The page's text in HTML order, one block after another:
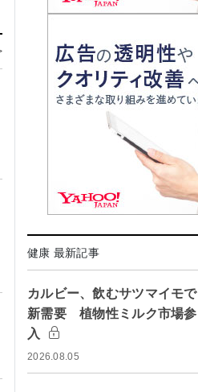
健康 最新記事
カルビー、飲むサツマイモで
新需要 植物性ミルク市場参
入
2026.08.05